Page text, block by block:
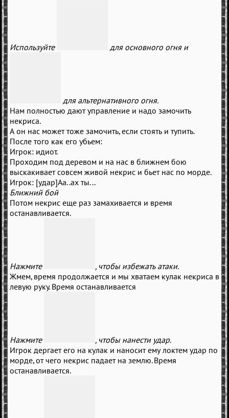
Используйте для основного огня и
для альтернативного огня.
Нам полностью дают управление и надо замочить
некриса.
А он нас может тоже замочить, если стоять и тупить.
После того как его убьем:
Игрок: идиот.
Проходим под деревом и на нас в ближнем бою
выскакивает совсем живой некрис и бьет нас по морде.
Игрок: [удар]Аа..ах ты...
Ближний бой
Потом некрис еще раз замахивается и время
останавливается.
Нажмите
, чтобы избежать атаки.
Жмем, время продолжается и мы хватаем кулак некриса в
левую руку. Время останавливается
Нажмите
, чтобы нанести удар.
Игрок дергает его на кулак и наносит ему локтем удар по
морде, от чего некрис падает на землю. Время
останавливается.